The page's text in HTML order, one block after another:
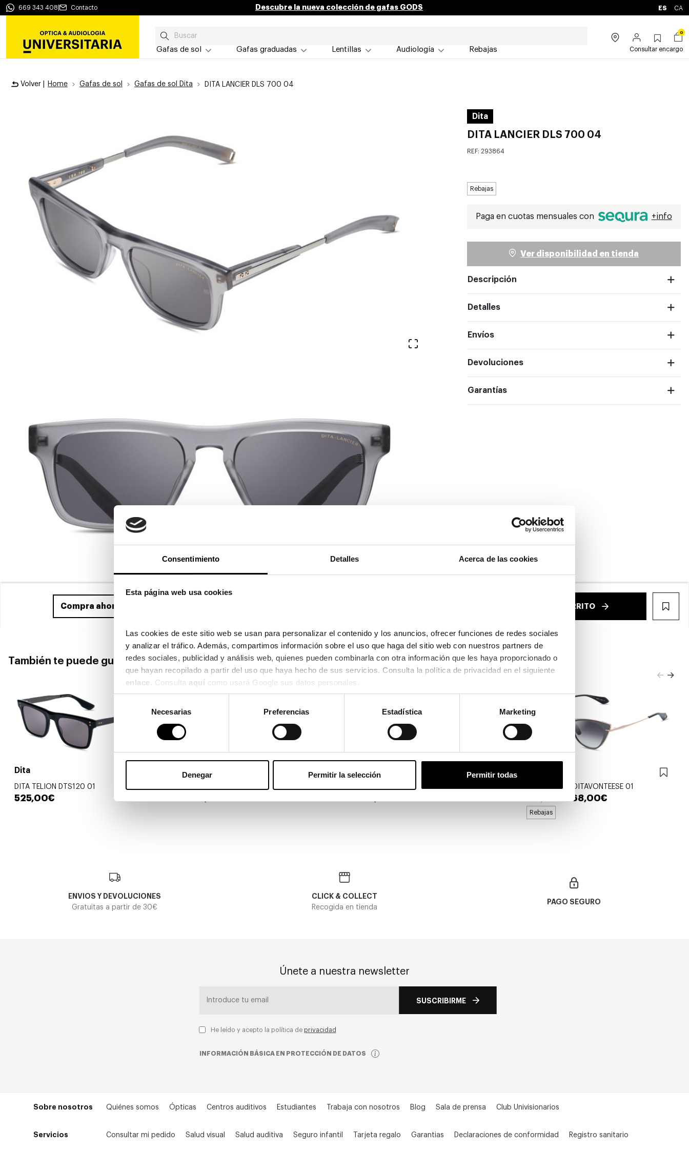
Consentimiento Detalles Acerca de las cookies
Esta página web usa cookies
Las cookies de este sitio web se usan para personalizar el contenido y los anuncios, ofrecer funciones de redes sociales
y analizar el tráfico. Además, compartimos información sobre el uso que haga del sitio web con nuestros partners de
redes sociales, publicidad y análisis web, quienes pueden combinarla con otra información que les haya proporcionado o
enlace . Consulta aquí como usará Google sus datos personales.
consentimiento
Necesarias Preferencias Estadística Marketing
Denegar Permitir la selección Permitir todas
669 343 408 Contacto Descubre la nueva colección de gafas GODS ES CA
Gafas de sol Gafas graduadas Lentillas Audiología Rebajas
0
Consultar encargo
Volver | Home Gafas de sol Gafas de sol Dita DITA LANCIER DLS 700 04
Ver en pantalla completa
Ver en pantalla completa
Dita
DITA LANCIER DLS 700 04
REF: 293864
Rebajas
Paga en cuotas mensuales con +info
Ver disponibilidad en tienda
Descripción
Detalles
Envíos
Devoluciones
Garantías
Compra ahora AÑADIR AL CARRITO
También te puede gustar
Dita
DITA TELION DTS120 01
525,00€
Dita Dita
DITA LANCIER DLS 101 01 DITA DTS522 DITAVONTEESE 01
468,00€
Rebajas
ENVIOS Y DEVOLUCIONES
Gratuitas a partir de 30€
CLICK & COLLECT
Recogida en tienda
PAGO SEGURO
Únete a nuestra newsletter
SUSCRIBIRME
He leído y acepto la política de privacidad
INFORMACIÓN BÁSICA EN PROTECCIÓN DE DATOS
Sobre nosotros Quiénes somos Ópticas Centros auditivos Estudiantes Trabaja con nosotros Blog Sala de prensa Club Univisionarios
Servicios Consultar mi pedido Salud visual Salud auditiva Seguro infantil Tarjeta regalo Garantias Declaraciones de conformidad Registro sanitario